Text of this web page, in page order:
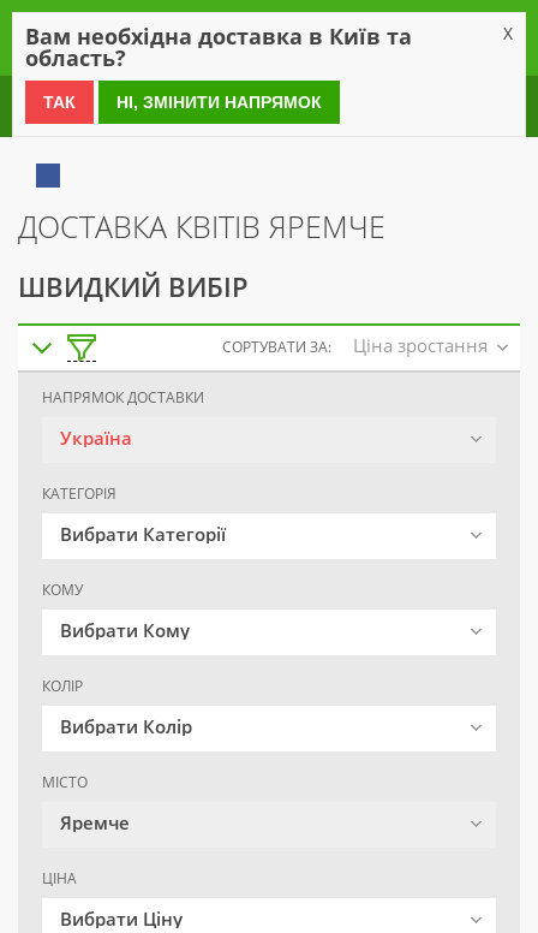
0 800 21 54 55
ДОСТАВКА КВІТІВ ЯРЕМЧЕ
ШВИДКИЙ ВИБІР
СОРТУВАТИ ЗА: Ціна зростання
НАПРЯМОК ДОСТАВКИ
Україна
КАТЕГОРІЯ
Вибрати Категорії
КОМУ
Вибрати Кому
КОЛІР
Вибрати Колір
МІСТО
Яремче
ЦІНА
Вибрати Ціну
Вам необхідна доставка в Київ та
область?
X
ТАК НІ, ЗМІНИТИ НАПРЯМОК